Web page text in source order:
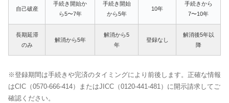
自己破産
手続き開始か
ら5〜7年
手続き開始
から5年
10年
手続きから
7〜10年
長期延滞
のみ
解消から5年
解消から5
年
登録なし
解消後5年以
降
※登録期間は手続きや完済のタイミングにより前後します。正確な情報
はCIC（0570-666-414）またはJICC（0120-441-481）に開示請求してご
確認ください。